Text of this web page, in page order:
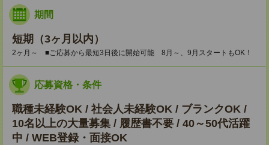
期間
短期（3ヶ月以内）
2ヶ月～ ■ご応募から最短3日後に開始可能 8月～、9月スタートもOK！
応募資格・条件
職種未経験OK / 社会人未経験OK / ブランクOK /
10名以上の大量募集 / 履歴書不要 / 40～50代活躍
中 / WEB登録・面接OK